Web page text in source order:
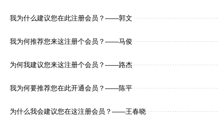
我为什么建议您在此注册会员？——郭文
我为何推荐您来这注册个会员？——马俊
为何我建议您来这注册个会员？——路杰
我为何要推荐您在此开通会员？——陈平
为什么我会建议您在这注册会员？——王春晓